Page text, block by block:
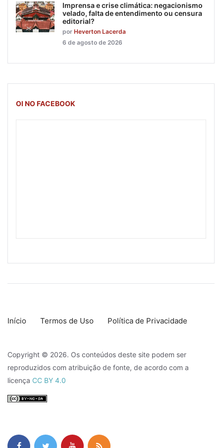
Imprensa e crise climática: negacionismo
velado, falta de entendimento ou censura
editorial?
por Heverton Lacerda
6 de agosto de 2026
OI NO FACEBOOK
Início Termos de Uso Política de Privacidade
Copyright © 2026. Os conteúdos deste site podem ser
reproduzidos com atribuição de fonte, de acordo com a
licença CC BY 4.0